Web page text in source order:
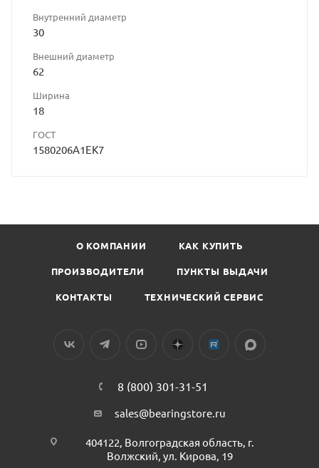
Внутренний диаметр
30
Внешний диаметр
62
Ширина
18
ГОСТ
1580206A1EK7
О КОМПАНИИ КАК КУПИТЬ
ПРОИЗВОДИТЕЛИ ПУНКТЫ ВЫДАЧИ
КОНТАКТЫ ТЕХНИЧЕСКИЙ СЕРВИС
8 (800) 301-31-51
sales@bearingstore.ru
404122, Волгоградская область, г.
Волжский, ул. Кирова, 19